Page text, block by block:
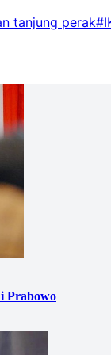
tanjung perak
Prabowo